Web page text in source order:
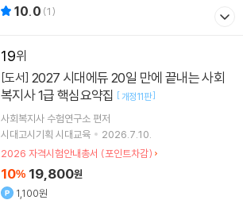
10.0 (1)
19
[도서]
복지사 1급 핵심요약집 [개정11판]
사회복지사 수험연구소 편저
시대고시기획 시대교육
2026.7.10.
2026 자격시험안내총서 (포인트차감)
10% 19,800원
1,100원